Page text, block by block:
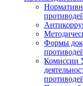
Формы
Комиссии